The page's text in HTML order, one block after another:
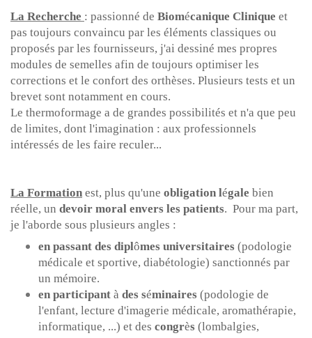
La Recherche : passionné de Biomécanique Clinique et
pas toujours convaincu par les éléments classiques ou
proposés par les fournisseurs, j'ai dessiné mes propres
modules de semelles afin de toujours optimiser les
corrections et le confort des orthèses. Plusieurs tests et un
brevet sont notamment en cours.
Le thermoformage a de grandes possibilités et n'a que peu
de limites, dont l'imagination : aux professionnels
intéressés de les faire reculer...
La Formation est, plus qu'une obligation légale bien
réelle, un devoir moral envers les patients. Pour ma part,
je l'aborde sous plusieurs angles :
en passant des diplômes universitaires (podologie
médicale et sportive, diabétologie) sanctionnés par
un mémoire.
en participant à des séminaires (podologie de
l'enfant, lecture d'imagerie médicale, aromathérapie,
informatique, ...) et des congrès (lombalgies,